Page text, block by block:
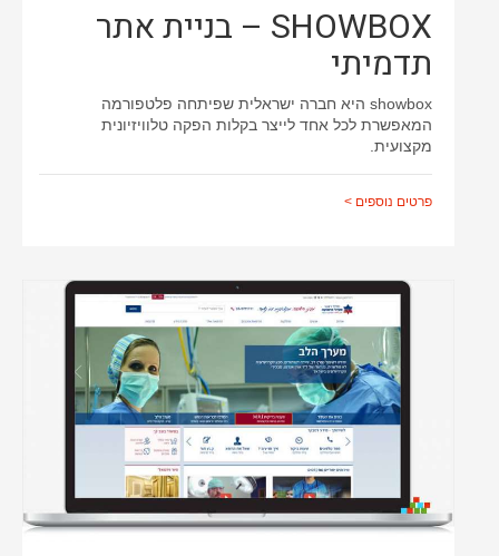
SHOWBOX – בניית אתר
תדמיתי
showbox היא חברה ישראלית שפיתחה פלטפורמה
המאפשרת לכל אחד לייצר בקלות הפקה טלוויזיונית
מקצועית.
פרטים נוספים >